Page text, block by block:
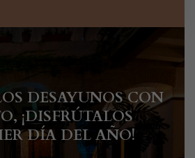
DESAYUNOS CON
¡DISFRÚTALOS
DÍA DEL AÑO!